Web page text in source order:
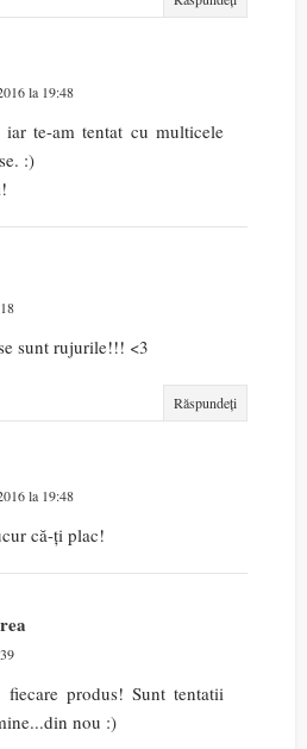
la 19:48
iar te-am tentat cu multicele
:)
sunt rujurile!!! <3
Răspundeți
la 19:48
că-ți plac!
fiecare produs! Sunt tentatii
nou :)